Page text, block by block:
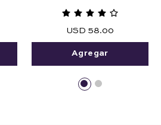
USD 58.00
Agregar